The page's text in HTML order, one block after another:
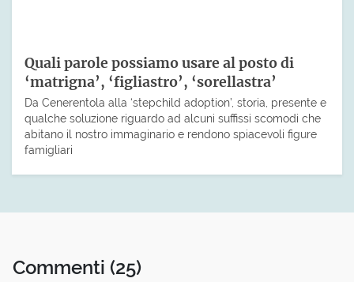
Quali parole possiamo usare al posto di
‘matrigna’, ‘figliastro’, ‘sorellastra’
Da Cenerentola alla ‘stepchild adoption’, storia, presente e
qualche soluzione riguardo ad alcuni suffissi scomodi che
abitano il nostro immaginario e rendono spiacevoli figure
famigliari
Commenti (25)